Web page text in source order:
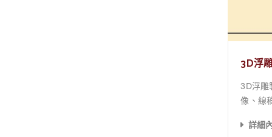
醛板材
器」。
協助您完成這至關重要的第
完整的
境管理 (削弱黴菌的攻擊力) 積極
3D浮
3D浮雕製作教學 1、判斷圖片是否適合製作深度圖 2、介紹
像、線稿圖、帶
灰度圖＞模擬3D
詳細